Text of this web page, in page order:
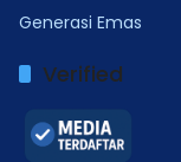
Generasi Emas
Verified